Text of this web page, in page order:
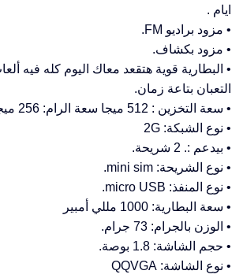
ايام .
• مزود براديو FM.
• مزود بكشاف.
• البطارية قوية هتقعد معاك اليوم كله فيه
التعبان بتاعة زمان.
• سعة التخزين : 512 ميجا سعة الرام: 256 ميجا بايت.
• نوع الشبكة: 2G
• بيدعم :. 2 شريحة.
• نوع الشريحة: mini sim.
• نوع المنفذ: micro USB.
• سعة البطارية: 1000 مللي أمبير
• الوزن بالجرام: 73 جرام.
• حجم الشاشة: 1.8 بوصة.
• نوع الشاشة: QQVGA